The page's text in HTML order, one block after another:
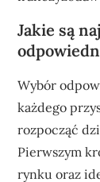
Jakie są
Wybór
każdego
rozpocząć
Pierwszym
rynku oraz